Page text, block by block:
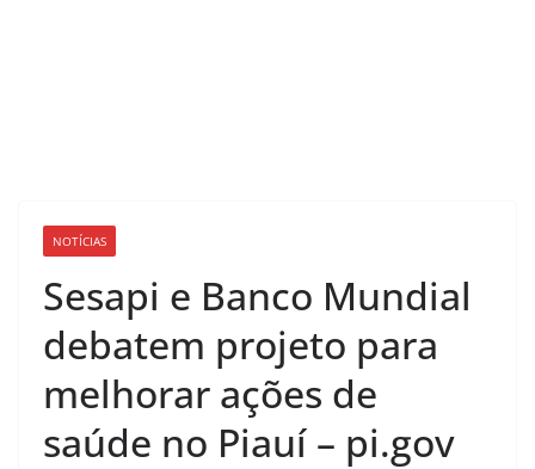
NOTÍCIAS
Sesapi e Banco Mundial
debatem projeto para
melhorar ações de
saúde no Piauí – pi.gov